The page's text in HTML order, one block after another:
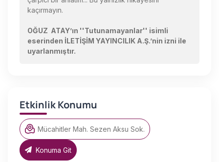
kaçırmayın.
OĞUZ ATAY’ın ''Tutunamayanlar'' isimli
eserinden İLETİŞİM YAYINCILIK A.Ş.’nin izni ile
uyarlanmıştır.
Etkinlik Konumu
Mücahitler Mah. Sezen Aksu Sok.
Konuma Git